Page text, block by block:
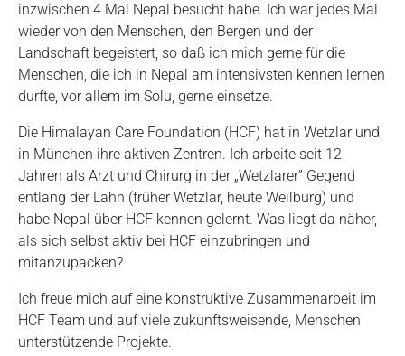
inzwischen 4 Mal Nepal besucht habe. Ich war jedes Mal
wieder von den Menschen, den Bergen und der
Landschaft begeistert, so daß ich mich gerne für die
Menschen, die ich in Nepal am intensivsten kennen lernen
durfte, vor allem im Solu, gerne einsetze.
Die Himalayan Care Foundation (HCF) hat in Wetzlar und
in München ihre aktiven Zentren. Ich arbeite seit 12
Jahren als Arzt und Chirurg in der „Wetzlarer” Gegend
entlang der Lahn (früher Wetzlar, heute Weilburg) und
habe Nepal über HCF kennen gelernt. Was liegt da näher,
als sich selbst aktiv bei HCF einzubringen und
mitanzupacken?
Ich freue mich auf eine konstruktive Zusammenarbeit im
HCF Team und auf viele zukunftsweisende, Menschen
unterstützende Projekte.